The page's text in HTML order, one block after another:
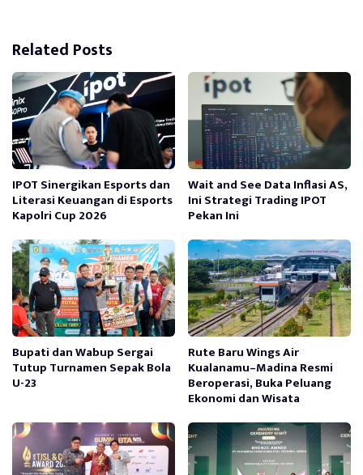
Related Posts
IPOT Sinergikan Esports dan
Literasi Keuangan di Esports
Kapolri Cup 2026
Wait and See Data Inflasi AS,
Ini Strategi Trading IPOT
Pekan Ini
Bupati dan Wabup Sergai
Tutup Turnamen Sepak Bola
U-23
Rute Baru Wings Air
Kualanamu–Madina Resmi
Beroperasi, Buka Peluang
Ekonomi dan Wisata